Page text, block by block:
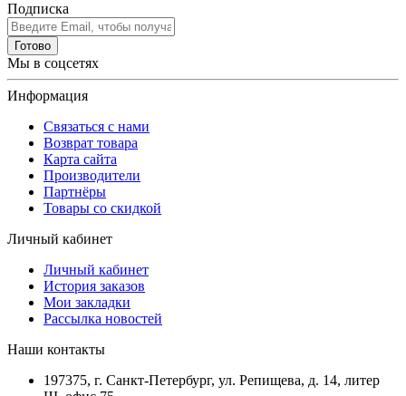
Подписка
Готово
Мы в соцсетях
Информация
Связаться с нами
Возврат товара
Карта сайта
Производители
Партнёры
Товары со скидкой
Личный кабинет
Личный кабинет
История заказов
Мои закладки
Рассылка новостей
Наши контакты
197375, г. Санкт-Петербург, ул. Репищева, д. 14, литер